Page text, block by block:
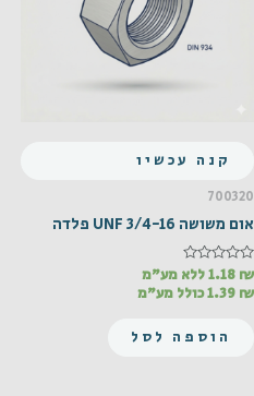
קנה עכשיו
700320
אום משושה UNF 3/4-16 פלדה
דורג
מתוך
1.18 ₪
ללא מע"מ
1.39 ₪ כולל מע"מ
הוספה לסל